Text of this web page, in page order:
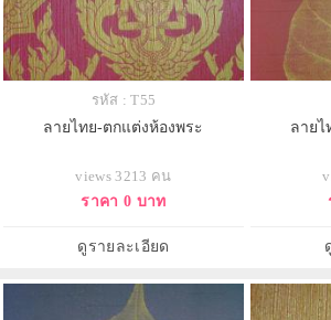
รหัส : T55
ลายไทย-ตกแต่งห้องพระ
views 3213 คน
ราคา 0 บาท
ดูรายละเอียด
ลายไ